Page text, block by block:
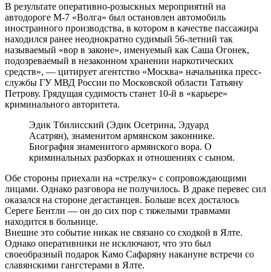
В результате оперативно-розыскных мероприятий на
автодороге М-7 «Волга» был остановлен автомобиль
иностранного производства, в котором в качестве пассажира
находился ранее неоднократно судимый 56-летний так
называемый «вор в законе», именуемый как Саша Огонек,
подозреваемый в незаконном хранении наркотических
средств», — цитирует агентство «Москва» начальника пресс-
службы ГУ МВД России по Московской области Татьяну
Петрову. Грядущая судимость станет 10-й в «карьере»
криминального авторитета.
Эдик Тбилисский (Эдик Осетрина, Эдуард
Асатрян), знаменитом армянском законнике.
Биография знаменитого армянского вора. О
криминальных разборках и отношениях с сыном.
Обе стороны приехали на «стрелку» с сопровождающими
лицами. Однако разговора не получилось. В драке перевес сил
оказался на стороне дегастанцев. Больше всех досталось
Сереге Бентли — он до сих пор с тяжелыми травмами
находится в больнице.
Внешне это событие никак не связано со сходкой в Ялте.
Однако оперативники не исключают, что это был
своеобразный подарок Камо Сафаряну накануне встречи со
славянскими гангстерами в Ялте.